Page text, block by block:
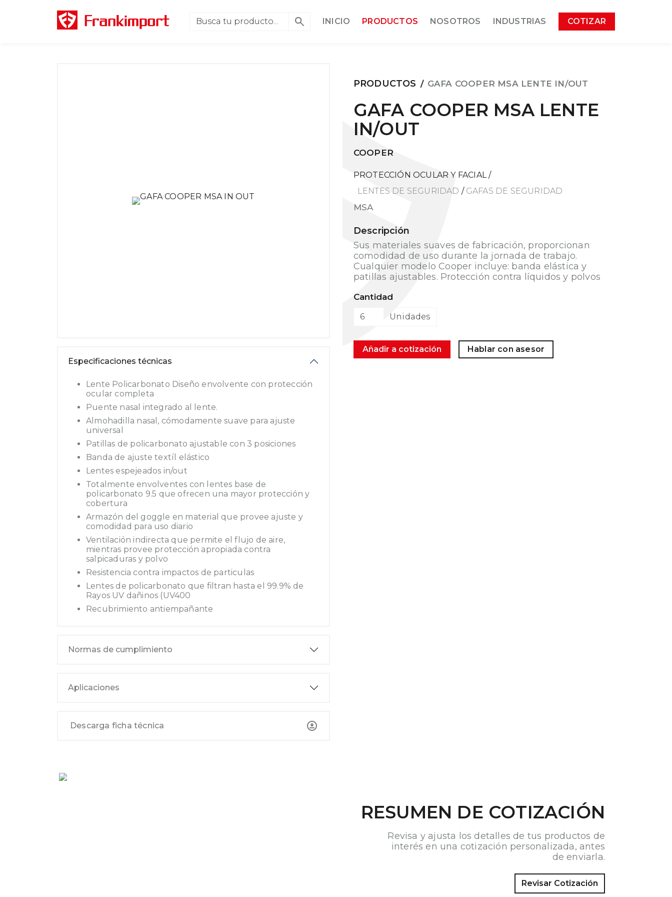
INICIO PRODUCTOS NOSOTROS INDUSTRIAS COTIZAR
Especificaciones técnicas
Lente Policarbonato Diseño envolvente con protección
ocular completa
Puente nasal integrado al lente.
Almohadilla nasal, cómodamente suave para ajuste
universal
Patillas de policarbonato ajustable con 3 posiciones
Banda de ajuste textíl elástico
Lentes espejeados in/out
Totalmente envolventes con lentes base de
policarbonato 9.5 que ofrecen una mayor protección y
cobertura
Armazón del goggle en material que provee ajuste y
comodidad para uso diario
Ventilación indirecta que permite el flujo de aire,
mientras provee protección apropiada contra
salpicaduras y polvo
Resistencia contra impactos de particulas
Lentes de policarbonato que filtran hasta el 99.9% de
Rayos UV dañinos (UV400
Recubrimiento antiempañante
Normas de cumplimiento
Aplicaciones
Descarga ficha técnica
PRODUCTOS / GAFA COOPER MSA LENTE IN/OUT
GAFA COOPER MSA LENTE
IN/OUT
COOPER
PROTECCIÓN OCULAR Y FACIAL /
LENTES DE SEGURIDAD / GAFAS DE SEGURIDAD
MSA
Descripción
Sus materiales suaves de fabricación, proporcionan
comodidad de uso durante la jornada de trabajo.
Cualquier modelo Cooper incluye: banda elástica y
patillas ajustables. Protección contra líquidos y polvos
Cantidad
Unidades
Añadir a cotización Hablar con asesor
RESUMEN DE COTIZACIÓN
Revisa y ajusta los detalles de tus productos de
interés en una cotización personalizada, antes
de enviarla.
Revisar Cotización